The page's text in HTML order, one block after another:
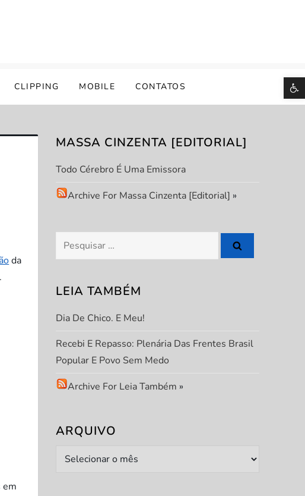
CLIPPING MOBILE CONTATOS
da
em
MASSA CINZENTA [EDITORIAL]
Todo Cérebro É Uma Emissora
Archive For Massa Cinzenta [Editorial] »
Pesquisar
por:
LEIA TAMBÉM
Dia De Chico. E Meu!
Recebi E Repasso: Plenária Das Frentes Brasil
Popular E Povo Sem Medo
Archive For Leia Também »
ARQUIVO
Arquivo